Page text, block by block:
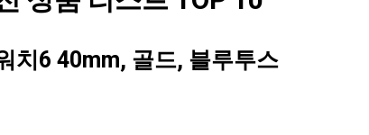
치6 40mm, 골드, 블루투스